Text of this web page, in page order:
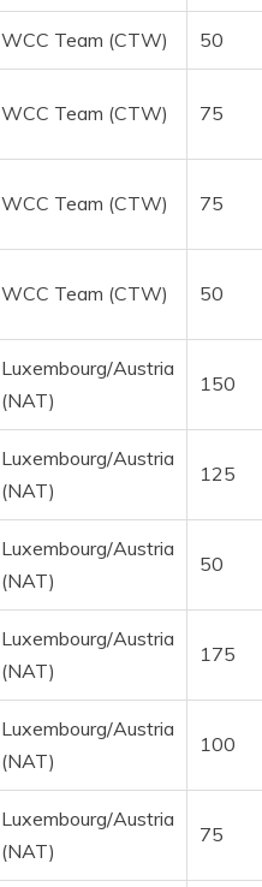
WCC Team (CTW) 50
WCC Team (CTW) 75
WCC Team (CTW) 75
WCC Team (CTW) 50
Luxembourg/Austria
(NAT)
150
Luxembourg/Austria
(NAT)
125
Luxembourg/Austria
(NAT)
50
Luxembourg/Austria
(NAT)
175
Luxembourg/Austria
(NAT)
100
Luxembourg/Austria
(NAT)
75